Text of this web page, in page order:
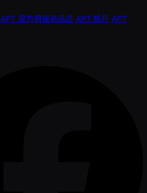
APT 官方周邊商品店 APT 帳戶 APT